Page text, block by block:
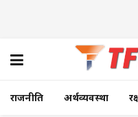
राजनीति अर्थव्यवस्था